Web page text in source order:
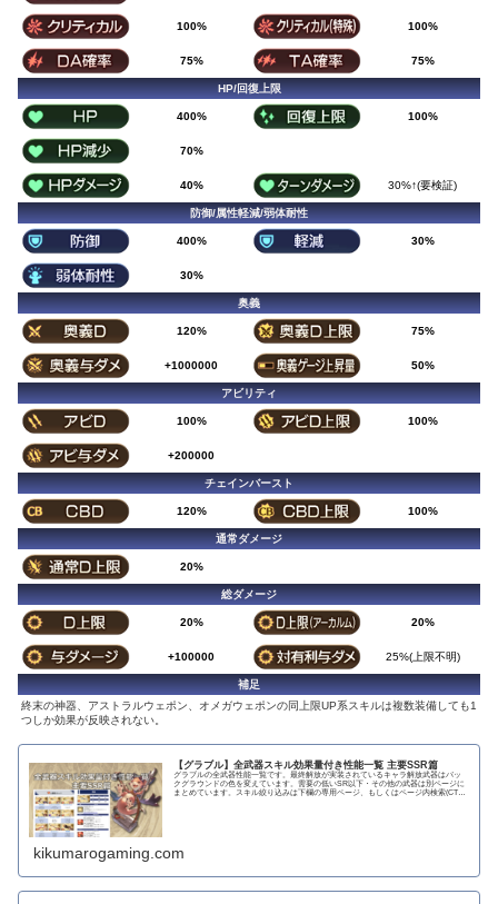
100% 100%
75% 75%
HP/回復上限
400% 100%
70%
40% 30%↑(要検証)
防御/属性軽減/弱体耐性
400% 30%
30%
奥義
120% 75%
+1000000 50%
アビリティ
100% 100%
+200000
チェインバースト
120% 100%
通常ダメージ
20%
総ダメージ
20% 20%
+100000 25%(上限不明)
補足
終末の神器、アストラルウェポン、オメガウェポンの同上限UP系スキルは複数装備しても1
つしか効果が反映されない。
【グラブル】全武器スキル効果量付き性能一覧 主要SSR篇
グラブルの全武器性能一覧です。最終解放が実装されているキャラ解放武器はバッ
クグラウンドの色を変えています。需要の低いSR以下・その他の武器は別ページに
まとめています。スキル絞り込みは下欄の専用ページ、もしくはページ内検索(CTRL
kikumarogaming.com